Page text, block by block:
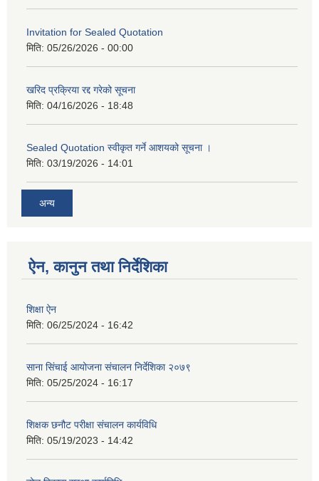
Invitation for Sealed Quotation
मिति: 05/26/2026 - 00:00
खरिद प्रक्रिया रद्द गरेको सूचना
मिति: 04/16/2026 - 18:48
Sealed Quotation स्वीकृत गर्ने आशयको सूचना ।
मिति: 03/19/2026 - 14:01
अन्य
ऐन, कानुन तथा निर्देशिका
शिक्षा ऐन
मिति: 06/25/2024 - 16:42
साना सिंचाई आयोजना संचालन निर्देशिका २०७९
मिति: 05/25/2024 - 16:17
शिक्षक छनौट परीक्षा संचालन कार्यविधि
मिति: 05/19/2023 - 14:42